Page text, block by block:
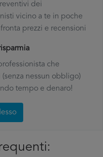
dei
vicino a te in poche
prezzi e recensioni
che
(senza nessun obbligo)
tempo e denaro!